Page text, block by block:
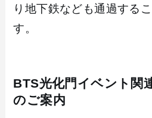
り地下鉄なども通過する
す。
BTS光化門イベント関
のご案内